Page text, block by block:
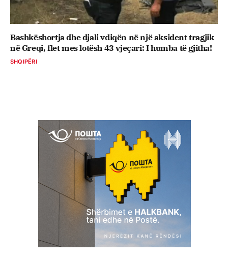
Bashkëshortja dhe djali vdiqën në një aksident tragjik
në Greqi, flet mes lotësh 43 vjeçari: I humba të gjitha!
SHQIPËRI